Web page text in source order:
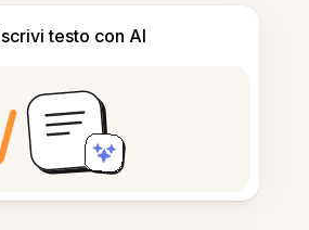
testo con AI